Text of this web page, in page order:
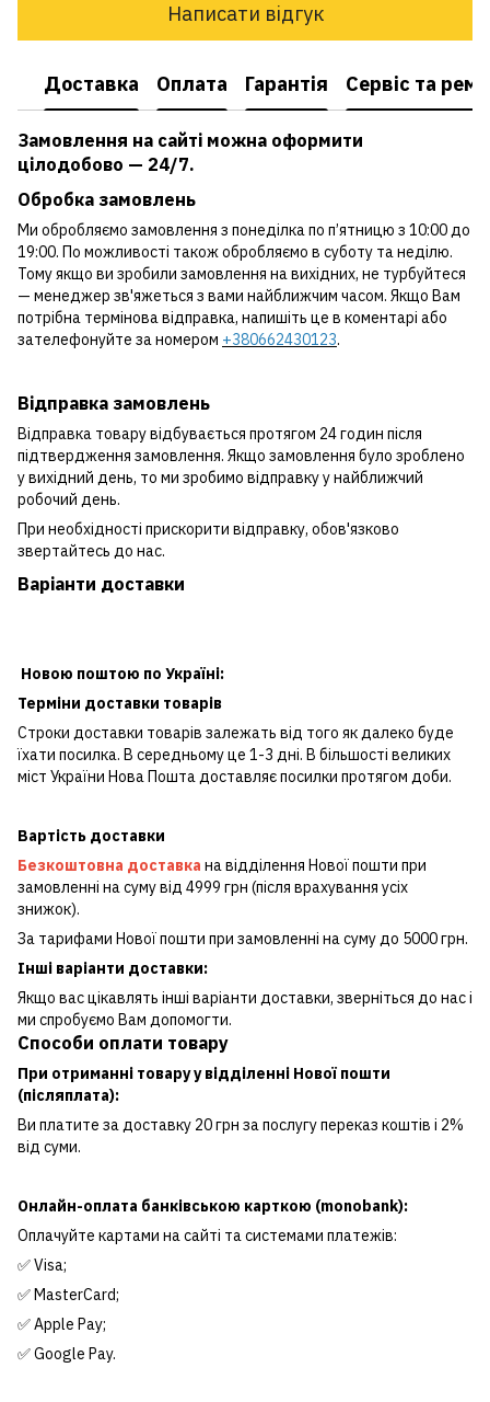
Написати відгук
Доставка Оплата Гарантія Сервіс та
Замовлення на сайті можна оформити
цілодобово — 24/7.
Обробка замовлень
Ми обробляємо замовлення з понеділка по п’ятницю з 10:00 до
19:00. По можливості також обробляємо в суботу та неділю.
Тому якщо ви зробили замовлення на вихідних, не турбуйтеся
— менеджер зв'яжеться з вами найближчим часом. Якщо Вам
потрібна термінова відправка, напишіть це в коментарі або
зателефонуйте за номером +380662430123.
Відправка замовлень
Відправка товару відбувається протягом 24 годин після
підтвердження замовлення. Якщо замовлення було зроблено
у вихідний день, то ми зробимо відправку у найближчий
робочий день.
При необхідності прискорити відправку, обов'язково
звертайтесь до нас.
Варіанти доставки
Новою поштою по Україні:
Терміни доставки товарів
Строки доставки товарів залежать від того як далеко буде
їхати посилка. В середньому це 1-3 дні. В більшості великих
міст України Нова Пошта доставляє посилки протягом доби.
Вартість доставки
Безкоштовна доставка на відділення Нової пошти при
замовленні на суму від 4999 грн (після врахування усіх
знижок).
За тарифами Нової пошти при замовленні на суму до 5000 грн.
Інші варіанти доставки:
Якщо вас цікавлять інші варіанти доставки, зверніться до нас і
ми спробуємо Вам допомогти.
Способи оплати товару
При отриманні товару у відділенні Нової пошти
(післяплата):
Ви платите за доставку 20 грн за послугу переказ коштів і 2%
від суми.
Онлайн-оплата банківською карткою (monobank):
Оплачуйте картами на сайті та системами платежів:
✅ Visa;
✅ MasterCard;
✅ Apple Pay;
✅ Google Pay.